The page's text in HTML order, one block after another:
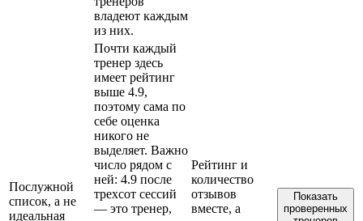
владеют каждым
из них.
Послужной
список, а не
идеальная
Почти каждый
тренер здесь
имеет рейтинг
выше 4.9,
поэтому сама по
себе оценка
никого не
выделяет. Важно
число рядом с
ней: 4.9 после
трехсот сессий
— это тренер,
Рейтинг и
количество
отзывов
вместе, а
Показать
проверенных